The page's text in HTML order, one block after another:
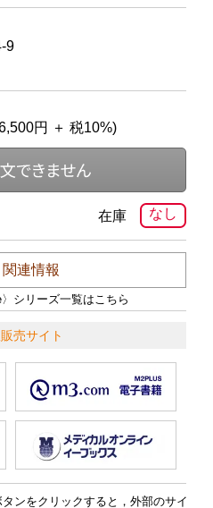
9
円 ＋ 税10%)
なし
在庫
関連情報
シリーズ一覧はこちら
売サイト
ンをクリックすると，外部のサイ